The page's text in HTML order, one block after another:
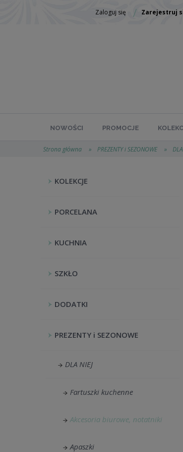
Zaloguj się Zarejestruj
NOWOŚCI PROMOCJE
Strona główna » PREZENTY i SEZONOWE »
KOLEKCJE
PORCELANA
KUCHNIA
SZKŁO
DODATKI
PREZENTY i SEZONOWE
DLA NIEJ
Fartuszki kuchenne
Akcesoria biurowe, notatniki
Apaszki